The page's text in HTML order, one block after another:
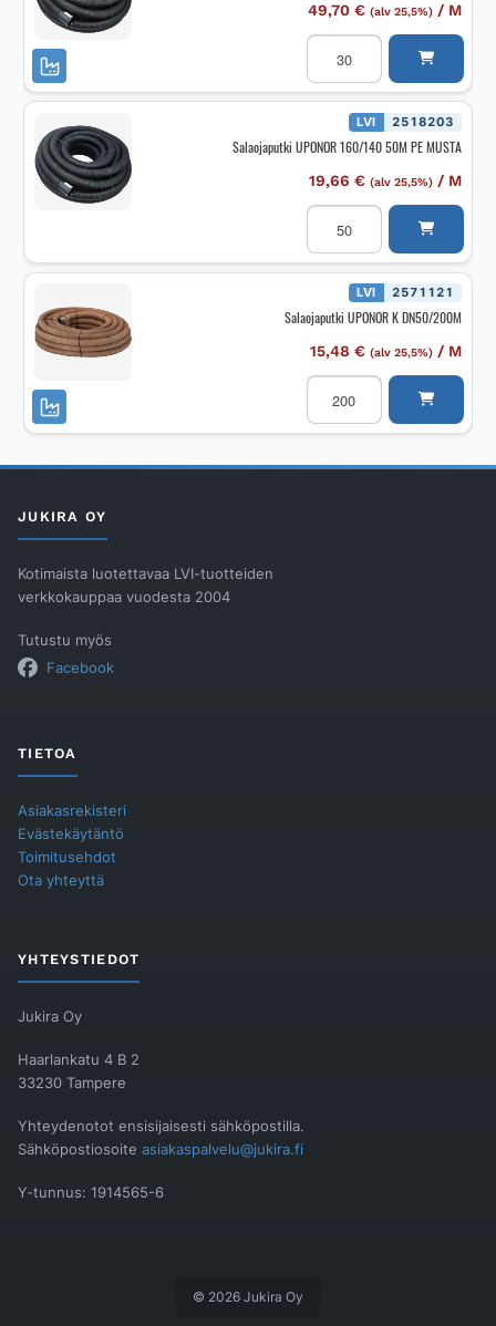
49,70 € (alv 25,5%)/ M
Salaojaputki
UPONOR
200/174
30M
PE
MUSTA
määrä
LVI 2518203
Salaojaputki UPONOR 160/140 50M PE MUSTA
19,66 € (alv 25,5%)/ M
Salaojaputki
UPONOR
160/140
50M
PE
MUSTA
määrä
LVI 2571121
Salaojaputki UPONOR K DN50/200M
15,48 € (alv 25,5%)/ M
Salaojaputki
UPONOR
DN50/200M
JUKIRA OY
Kotimaista luotettavaa LVI-tuotteiden
verkkokauppaa vuodesta 2004
Tutustu myös
Facebook
TIETOA
Asiakasrekisteri
Evästekäytäntö
Toimitusehdot
Ota yhteyttä
YHTEYSTIEDOT
Jukira Oy
Haarlankatu 4 B 2
33230 Tampere
Yhteydenotot ensisijaisesti sähköpostilla.
Sähköpostiosoite asiakaspalvelu@jukira.fi
Y-tunnus: 1914565-6
© 2026 Jukira Oy